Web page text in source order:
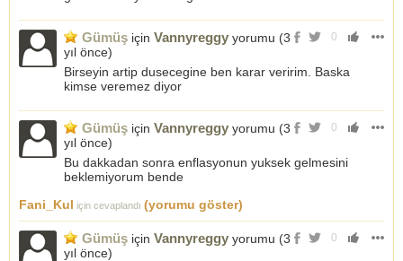
0
Gümüş için Vannyreggy yorumu (3
yıl önce)
Birseyin artip dusecegine ben karar veririm. Baska
kimse veremez diyor
0
Gümüş için Vannyreggy yorumu (3
yıl önce)
Bu dakkadan sonra enflasyonun yuksek gelmesini
beklemiyorum bende
Fani_Kul için cevaplandı (yorumu göster)
0
Gümüş için Vannyreggy yorumu (3
yıl önce)